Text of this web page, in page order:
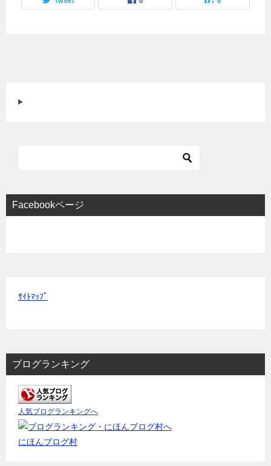
Facebookページ
ｻｲﾄﾏｯﾌﾟ
ブログランキング
人気ブログランキングへ
にほんブログ村